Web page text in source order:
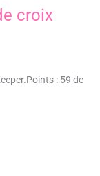
croix
: 59 de